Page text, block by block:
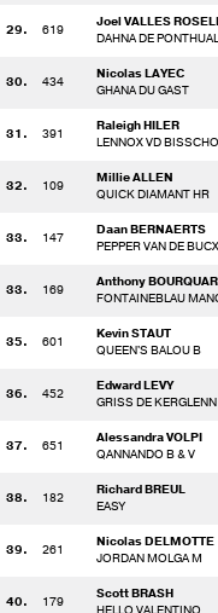
29. 619
Joel VALLES
DAHNA DE
30. 434
Nicolas LAYEC
GHANA DU GAST
31. 391
Raleigh HILER
LENNOX VD
32. 109
Millie ALLEN
QUICK DIAMANT HR
33. 147
Daan BERNAERTS
PEPPER VAN DE
33. 169
Anthony
FONTAINEBLAU
35. 601
Kevin STAUT
QUEEN'S BALOU B
36. 452
Edward LEVY
GRISS DE KERGLENN
37. 651
Alessandra VOLPI
QANNANDO B & V
38. 182
Richard BREUL
EASY
39. 261
Nicolas DELMOTTE
JORDAN MOLGA M
40. 179
Scott BRASH